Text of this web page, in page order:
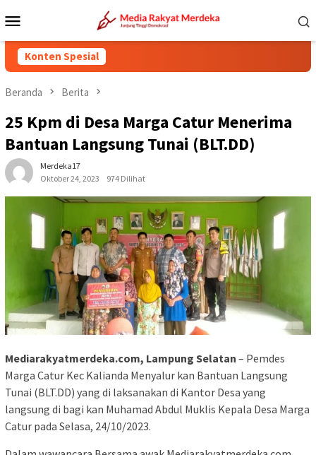
ke
Mobile
Konten Spesial
Beranda Berita
25 Kpm di Desa Marga Catur Menerima
Bantuan Langsung Tunai (BLT.DD)
Merdeka17
Oktober 24, 2023
974 Dilihat
Mediarakyatmerdeka.com, Lampung Selatan – Pemdes
Marga Catur Kec Kalianda Menyalur kan Bantuan Langsung
Tunai (BLT.DD) yang di laksanakan di Kantor Desa yang
langsung di bagi kan Muhamad Abdul Muklis Kepala Desa Marga
Catur pada Selasa, 24/10/2023.